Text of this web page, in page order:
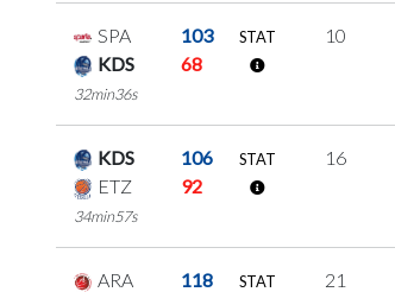
SPA
103
KDS
68
32min36s
STAT 10
KDS
106
ETZ
92
34min57s
STAT 16
ARA
118
STAT 21